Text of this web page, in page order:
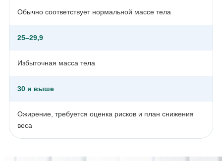
Обычно соответствует нормальной массе тела
25–29,9
Избыточная масса тела
30 и выше
Ожирение, требуется оценка рисков и план снижения
веса